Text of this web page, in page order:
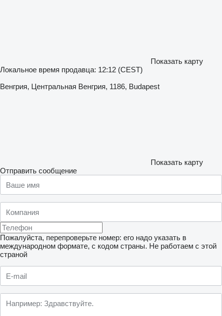
Показать карту
Локальное время продавца: 12:12 (CEST)
Венгрия, Центральная Венгрия, 1186, Budapest
Показать карту
Отправить сообщение
Пожалуйста, перепроверьте номер: его надо указать в
международном формате, с кодом страны. Не работаем с этой
страной